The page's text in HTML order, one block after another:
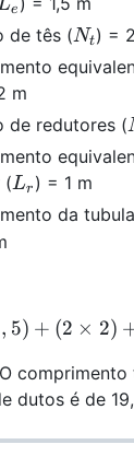
e
de tês (N_t
Nt) = 2
m
de redutores (
(L_r
Lr ) = 1 m
da
L =
, 5) + (2 × 2)
O comprimento
dutos é de